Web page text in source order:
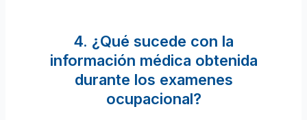
4. ¿Qué sucede con la
información médica obtenida
durante los examenes
ocupacional?